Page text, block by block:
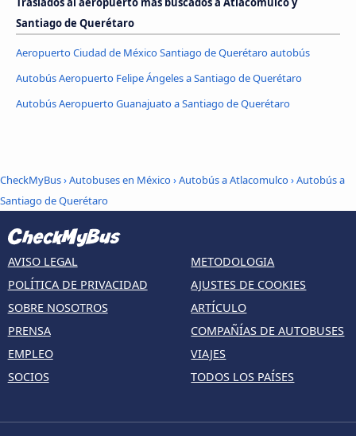
Santiago de Querétaro
Aeropuerto Ciudad de México Santiago de Querétaro autobús
Autobús Aeropuerto Felipe Ángeles a Santiago de Querétaro
Autobús Aeropuerto Guanajuato a Santiago de Querétaro
CheckMyBus›Autobuses en México›Autobús a Atlacomulco›Autobús a
Santiago de Querétaro
AVISO LEGAL
POLÍTICA DE PRIVACIDAD
SOBRE NOSOTROS
PRENSA
EMPLEO
SOCIOS
METODOLOGIA
AJUSTES DE COOKIES
ARTÍCULO
COMPAÑÍAS DE AUTOBUSES
VIAJES
TODOS LOS PAÍSES